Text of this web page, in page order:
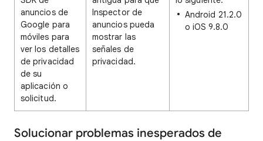
anuncios de
Google para
móviles para
ver los detalles
de privacidad
de su
aplicación o
solicitud.
Inspector de
anuncios pueda
mostrar las
señales de
privacidad.
Android 21.2.0
o iOS 9.8.0
Solucionar problemas inesperados de